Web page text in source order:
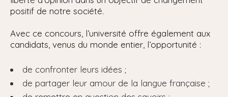
positif de notre société.
Avec ce concours, l’université offre également aux
candidats, venus du monde entier, l’opportunité :
de confronter leurs idées ;
de partager leur amour de la langue française ;